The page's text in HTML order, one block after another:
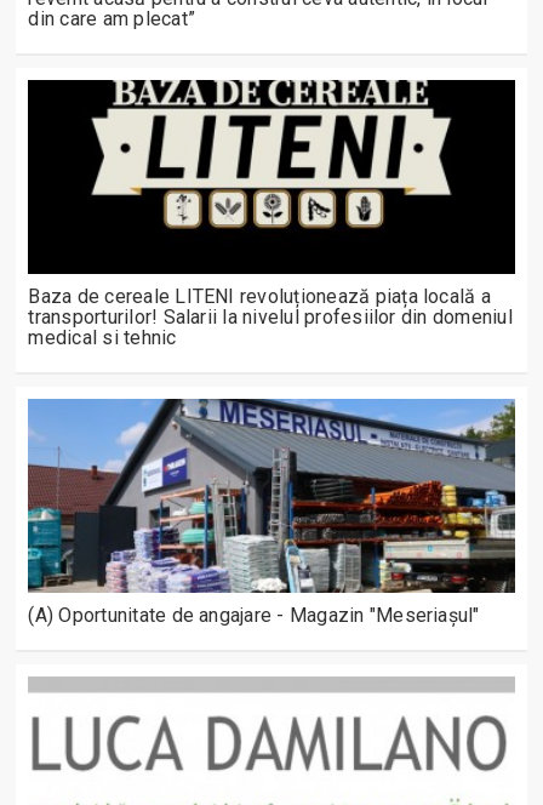
din care am plecat”
Baza de cereale LITENI revoluționează piața locală a
transporturilor! Salarii la nivelul profesiilor din domeniul
medical si tehnic
(A) Oportunitate de angajare - Magazin "Meseriașul"